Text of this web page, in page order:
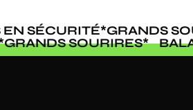
SÉCURITÉ*GRANDS
*GRANDS SOURIRES*